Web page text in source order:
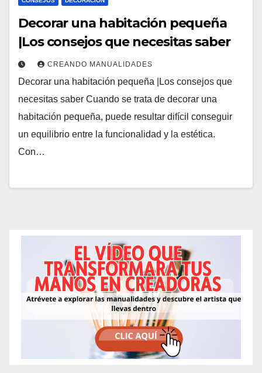
Decorar una habitación pequeña
|Los consejos que necesitas saber
CREANDO MANUALIDADES
Decorar una habitación pequeña |Los consejos que
necesitas saber Cuando se trata de decorar una
habitación pequeña, puede resultar difícil conseguir
un equilibrio entre la funcionalidad y la estética.
Con…